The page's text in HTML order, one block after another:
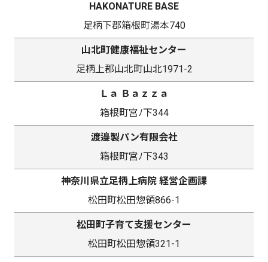
HAKONATURE BASE
足柄下郡箱根町湯本740
山北町健康福祉センター
足柄上郡山北町山北1971-2
Ｌａ Ｂａｚｚａ
箱根町宮ﾉ下344
渡邉製パン有限会社
箱根町宮ﾉ下343
神奈川県立足柄上病院 経営企画課
松田町松田惣領866-1
松田町子育て支援センター
松田町松田惣領321-1